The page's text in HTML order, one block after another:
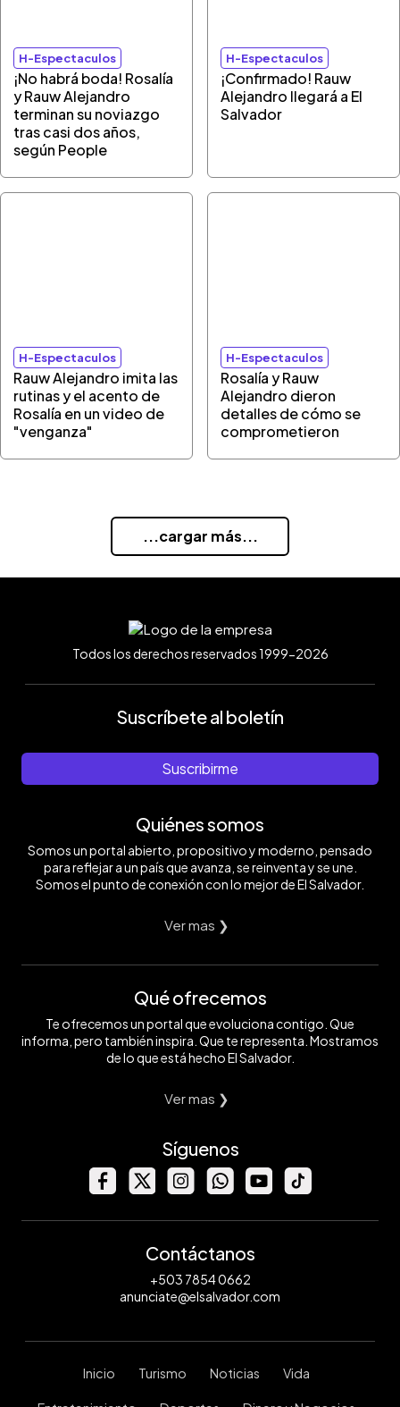
H-Espectaculos
¡No habrá boda! Rosalía
y Rauw Alejandro
terminan su noviazgo
tras casi dos años,
según People
H-Espectaculos
¡Confirmado! Rauw
Alejandro llegará a El
Salvador
H-Espectaculos
Rauw Alejandro imita las
rutinas y el acento de
Rosalía en un video de
"venganza"
H-Espectaculos
Rosalía y Rauw
Alejandro dieron
detalles de cómo se
comprometieron
...cargar más...
Todos los derechos reservados 1999-2026
Suscríbete al boletín
Suscribirme
Quiénes somos
Somos un portal abierto, propositivo y moderno, pensado
para reflejar a un país que avanza, se reinventa y se une.
Somos el punto de conexión con lo mejor de El Salvador.
Ver mas ❯
Qué ofrecemos
Te ofrecemos un portal que evoluciona contigo. Que
informa, pero también inspira. Que te representa. Mostramos
de lo que está hecho El Salvador.
Ver mas ❯
Síguenos
Contáctanos
+503 7854 0662
anunciate@elsalvador.com
Inicio Turismo Noticias Vida